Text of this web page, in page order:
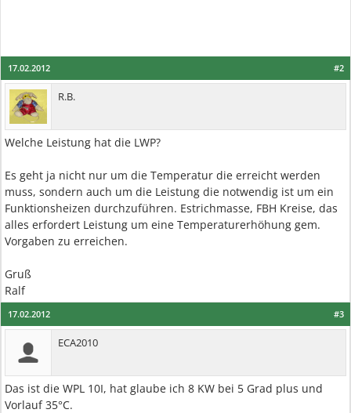
#2
17.02.2012
R.B.
Welche Leistung hat die LWP?
Es geht ja nicht nur um die Temperatur die erreicht werden
muss, sondern auch um die Leistung die notwendig ist um ein
Funktionsheizen durchzuführen. Estrichmasse, FBH Kreise, das
alles erfordert Leistung um eine Temperaturerhöhung gem.
Vorgaben zu erreichen.
Gruß
Ralf
#3
17.02.2012
ECA2010
Das ist die WPL 10I, hat glaube ich 8 KW bei 5 Grad plus und
Vorlauf 35°C.